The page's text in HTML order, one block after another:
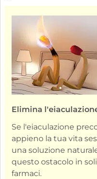
Elimina
Se l'eiaculazione
appieno la tua vita
una soluzione
questo ostacolo in
farmaci.